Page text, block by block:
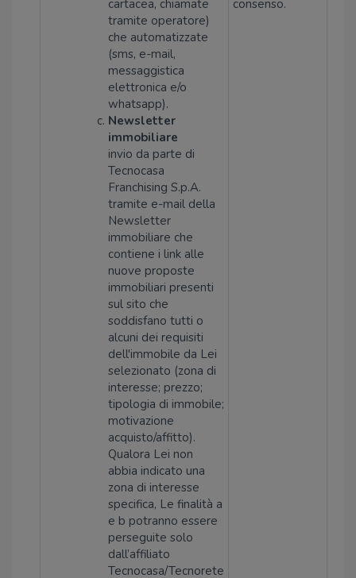
cartacea, chiamate
tramite operatore)
che automatizzate
(sms, e-mail,
messaggistica
elettronica e/o
whatsapp).
Newsletter
immobiliare
invio da parte di
Tecnocasa
Franchising S.p.A.
tramite e-mail della
Newsletter
immobiliare che
contiene i link alle
nuove proposte
immobiliari presenti
sul sito che
soddisfano tutti o
alcuni dei requisiti
dell'immobile da Lei
selezionato (zona di
interesse; prezzo;
tipologia di immobile;
motivazione
acquisto/affitto).
Qualora Lei non
abbia indicato una
zona di interesse
specifica, Le finalità a
e b potranno essere
perseguite solo
dall’affiliato
Tecnocasa/Tecnorete
consenso.